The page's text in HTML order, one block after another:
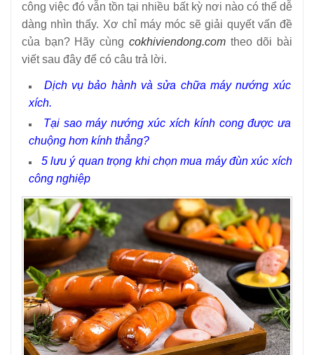
10-Máy làm xúc xích là gì? Lợi ích của máy làm xúc xích
-Máy làm xúc xích gia đình giá chỉ hơn 3 triệu
12-Có nên mua máy buộc chỉ xúc xích?
Làm xúc xích tại nhà đơn giản với máy xay thịt AKS – TS
14-Vì sao nên mua một chiếc máy làm xúc xích quay tay?
15
-Vỏ xúc xích làm bằng gì? Vỏ xúc xích có ăn được
không?
công việc đó vẫn tồn tại nhiều bất kỳ nơi nào có thể dễ
dàng nhìn thấy. Xơ chỉ máy móc sẽ giải quyết vấn đề
của bạn? Hãy cùng cokhiviendong.comtheo dõi bài
viết sau đây để có câu trả lời.
Dịch vụ bảo hành và sửa chữa máy nướng xúc
xích.
Tại sao máy nướng xúc xích kính cong được ưa
chuộng hơn kính thẳng?
5 lưu ý quan trọng khi chọn mua máy đùn xúc xích
công nghiệp